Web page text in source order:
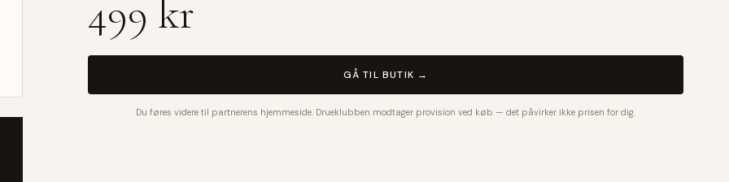
499 kr
GÅ TIL BUTIK →
Du føres videre til partnerens hjemmeside. Drueklubben modtager provision ved køb — det påvirker ikke prisen for dig.